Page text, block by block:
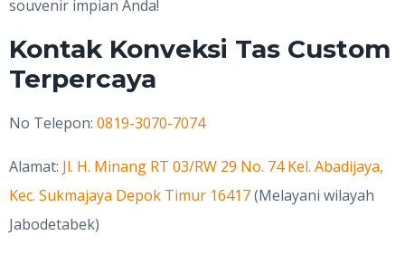
souvenir impian Anda!
Kontak Konveksi Tas Custom
Terpercaya
No Telepon: 0819-3070-7074
Alamat: Jl. H. Minang RT 03/RW 29 No. 74 Kel. Abadijaya,
Kec. Sukmajaya Depok Timur 16417(Melayani wilayah
Jabodetabek)